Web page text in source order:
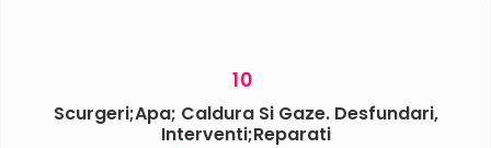
10
Scurgeri;apa; Caldura Si Gaze. Desfundari,
Interventi;reparati